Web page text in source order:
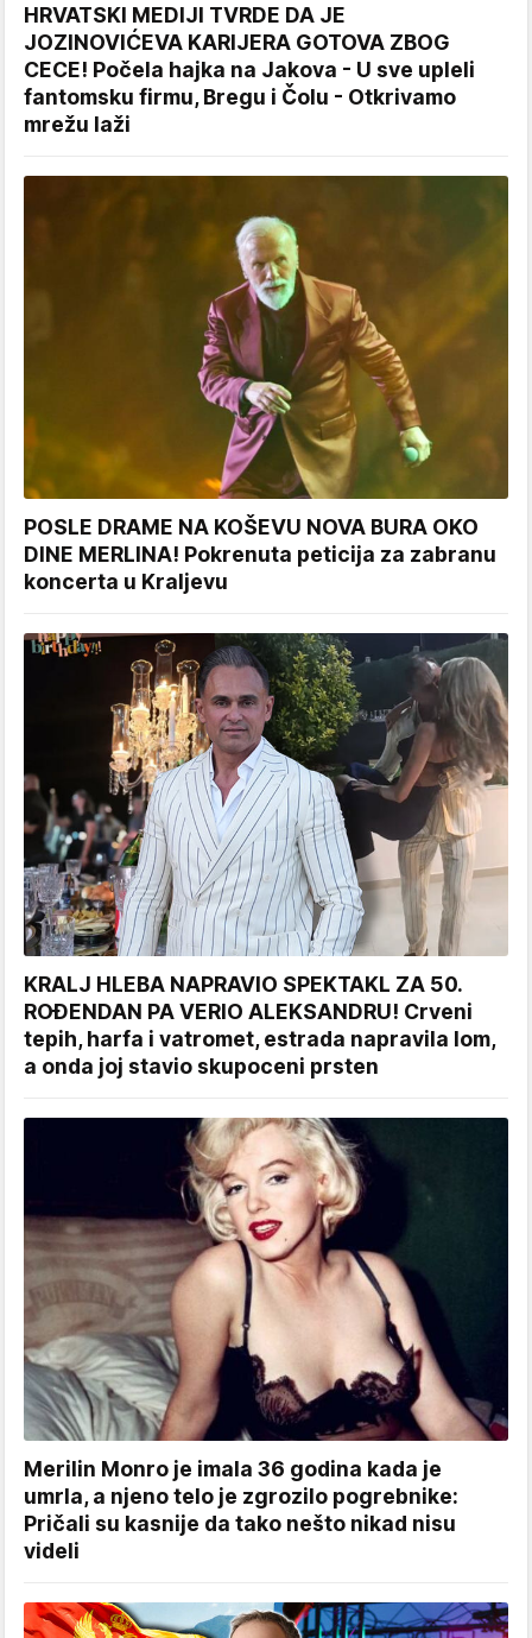
HRVATSKI MEDIJI TVRDE DA JE
JOZINOVIĆEVA KARIJERA GOTOVA ZBOG
CECE! Počela hajka na Jakova - U sve upleli
fantomsku firmu, Bregu i Čolu - Otkrivamo
mrežu laži
POSLE DRAME NA KOŠEVU NOVA BURA OKO
DINE MERLINA! Pokrenuta peticija za zabranu
koncerta u Kraljevu
KRALJ HLEBA NAPRAVIO SPEKTAKL ZA 50.
ROĐENDAN PA VERIO ALEKSANDRU! Crveni
tepih, harfa i vatromet, estrada napravila lom,
a onda joj stavio skupoceni prsten
Merilin Monro je imala 36 godina kada je
umrla, a njeno telo je zgrozilo pogrebnike:
Pričali su kasnije da tako nešto nikad nisu
videli